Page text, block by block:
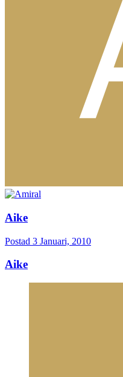
Aike
Postad 3 Januari, 2010
Aike